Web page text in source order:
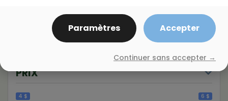
Sureau
PRIX
4 $ 6 $
Paramètres Accepter
Continuer sans accepter →